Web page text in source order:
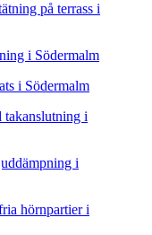
på terrass i
i Södermalm
i Södermalm
takanslutning i
i
hörnpartier i